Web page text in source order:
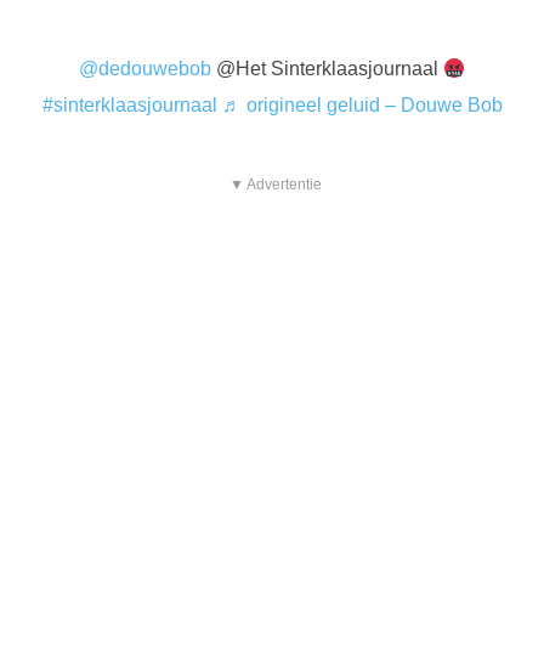
@dedouwebob@Het Sinterklaasjournaal
#sinterklaasjournaal ♬ origineel geluid – Douwe Bob
▼ Advertentie